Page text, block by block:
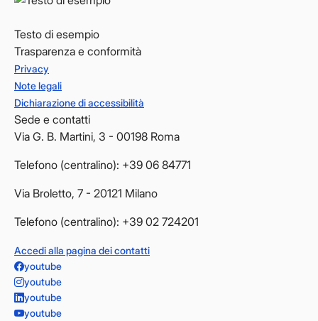
Testo di esempio
Trasparenza e conformità
Privacy
Note legali
Dichiarazione di accessibilità
Sede e contatti
Via G. B. Martini, 3 - 00198 Roma
Telefono (centralino): +39 06 84771
Via Broletto, 7 - 20121 Milano
Telefono (centralino): +39 02 724201
Accedi alla pagina dei contatti
youtube
youtube
youtube
youtube